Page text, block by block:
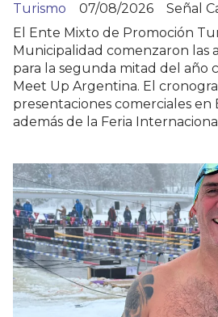
Señal
Turismo
07/08/2026
El Ente Mixto de Promoción
Municipalidad comenzaron las
para la segunda mitad del año
Meet Up Argentina. El
presentaciones comerciales en
además de la Feria